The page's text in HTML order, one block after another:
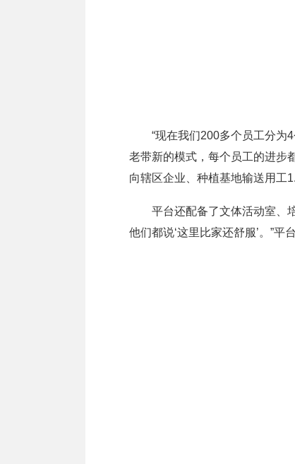
“现在我们200多个员工分为4
老带新的模式，每个员工的进步
向辖区企业、种植基地输送用工
平台还配备了文体活动室、培
他们都说‘这里比家还舒服’。”平